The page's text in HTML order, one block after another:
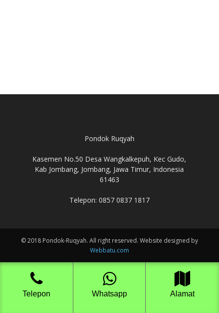
Pondok Ruqyah
Kasemen No.50 Desa Wangkalkepuh, Kec Gudo,
Kab Jombang, Jombang, Jawa Timur, Indonesia
61463
Telepon: 0857 0837 1817
© 2018 Pondok-Ruqyah. All right reserved. Website designed by
Webbatu.com
Telepon Whatsapp Alamat